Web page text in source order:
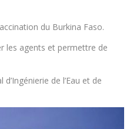
du Burkina Faso.
les agents et permettre de
de l’Eau et de